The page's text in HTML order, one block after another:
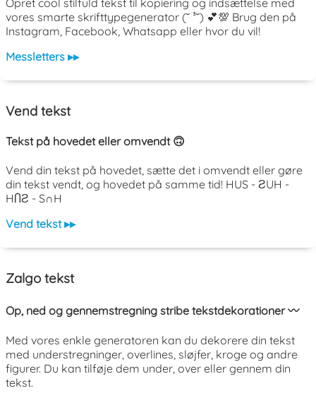
vores smarte skrifttypegenerator (˘ ³˘) 💕💯 Brug den på
Instagram, Facebook, Whatsapp eller hvor du vil!
Messletters ▸▸
Vend tekst
Tekst på hovedet eller omvendt 🙃
Vend din tekst på hovedet, sætte det i omvendt eller gøre
din tekst vendt, og hovedet på samme tid! HUS - ƧUH -
HႶƧ - S∩H
Vend tekst ▸▸
Zalgo tekst
Op, ned og gennemstregning stribe tekstdekorationer 〰️
Med vores enkle generatoren kan du dekorere din tekst
med understregninger, overlines, sløjfer, kroge og andre
figurer. Du kan tilføje dem under, over eller gennem din
tekst.